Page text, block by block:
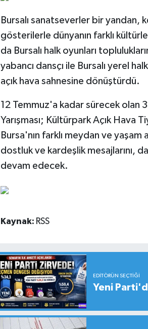
Bursalı sanatseverler bir yandan,
gösterilerle dünyanın farklı
da Bursalı halk oyunları
yabancı dansçı ile Bursalı yerel
açık hava sahnesine dönüştürdü.
12 Temmuz'a kadar sürecek olan
Yarışması; Kültürpark Açık Hava
Bursa'nın farklı meydan ve
dostluk ve kardeşlik mesajlarını,
devam edecek.
Kaynak: RSS
EDITÖRÜN SEÇTIĞI
Yeni